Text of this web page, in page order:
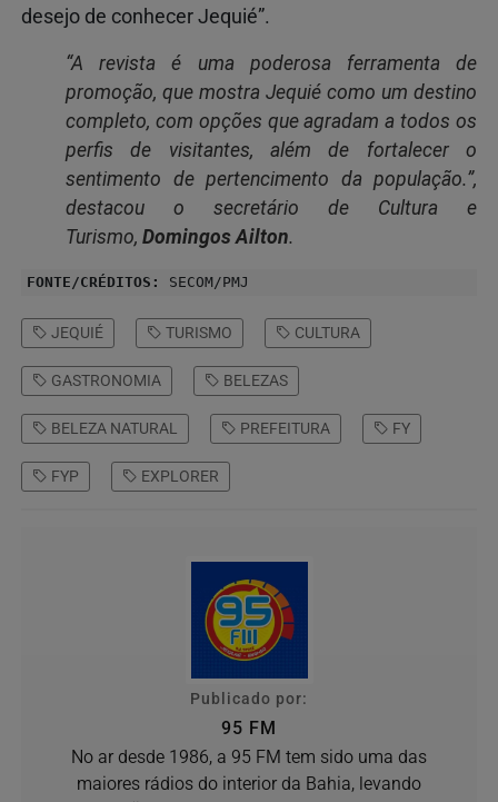
desejo de conhecer Jequié”.
“A revista é uma poderosa ferramenta de
promoção, que mostra Jequié como um destino
completo, com opções que agradam a todos os
perfis de visitantes, além de fortalecer o
sentimento de pertencimento da população.”,
destacou o secretário de Cultura e
Turismo, Domingos Ailton.
FONTE/CRÉDITOS: SECOM/PMJ
JEQUIÉ TURISMO CULTURA
GASTRONOMIA BELEZAS
BELEZA NATURAL PREFEITURA FY
FYP EXPLORER
Publicado por:
95 FM
No ar desde 1986, a 95 FM tem sido uma das
maiores rádios do interior da Bahia, levando